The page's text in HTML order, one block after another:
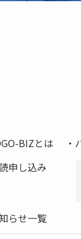
BIZとは
申し込み
らせ一覧